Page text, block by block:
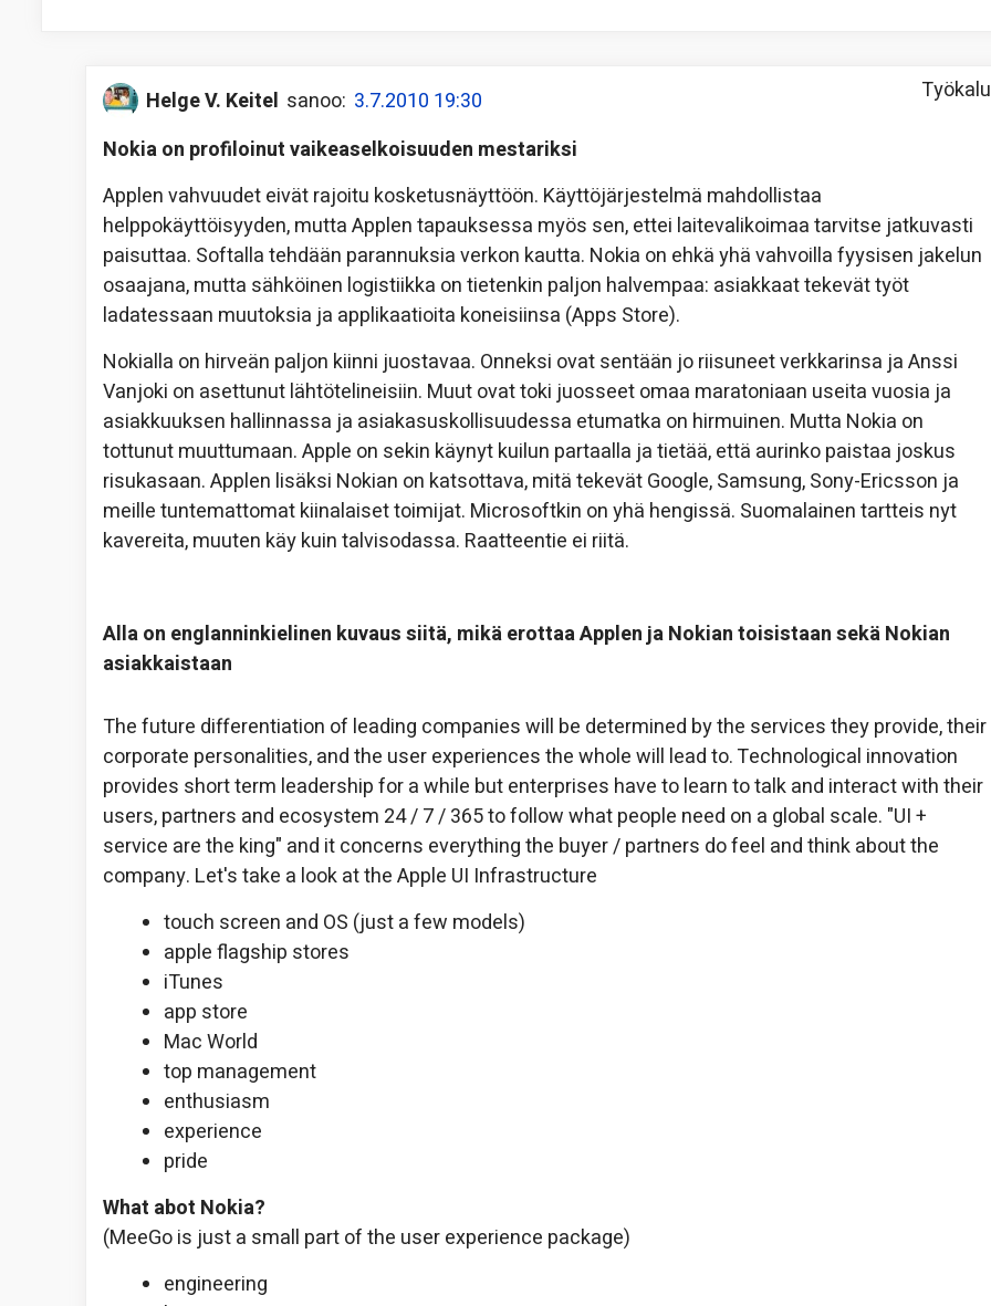
Helge V. Keitel sanoo: 3.7.2010 19:30
Nokia on profiloinut vaikeaselkoisuuden mestariksi
Applen vahvuudet eivät rajoitu kosketusnäyttöön. Käyttöjärjestelmä mahdollistaa
helppokäyttöisyyden, mutta Applen tapauksessa myös sen, ettei laitevalikoimaa tarvitse jatkuvasti
paisuttaa. Softalla tehdään parannuksia verkon kautta. Nokia on ehkä yhä vahvoilla fyysisen jakelun
osaajana, mutta sähköinen logistiikka on tietenkin paljon halvempaa: asiakkaat tekevät työt
ladatessaan muutoksia ja applikaatioita koneisiinsa (Apps Store).
Nokialla on hirveän paljon kiinni juostavaa. Onneksi ovat sentään jo riisuneet verkkarinsa ja Anssi
Vanjoki on asettunut lähtötelineisiin. Muut ovat toki juosseet omaa maratoniaan useita vuosia ja
asiakkuuksen hallinnassa ja asiakasuskollisuudessa etumatka on hirmuinen. Mutta Nokia on
tottunut muuttumaan. Apple on sekin käynyt kuilun partaalla ja tietää, että aurinko paistaa joskus
risukasaan. Applen lisäksi Nokian on katsottava, mitä tekevät Google, Samsung, Sony-Ericsson ja
meille tuntemattomat kiinalaiset toimijat. Microsoftkin on yhä hengissä. Suomalainen tartteis nyt
kavereita, muuten käy kuin talvisodassa. Raatteentie ei riitä.
Alla on englanninkielinen kuvaus siitä, mikä erottaa Applen ja Nokian toisistaan sekä Nokian
asiakkaistaan
The future differentiation of leading companies will be determined by the services they provide, their
corporate personalities, and the user experiences the whole will lead to. Technological innovation
provides short term leadership for a while but enterprises have to learn to talk and interact with their
users, partners and ecosystem 24 / 7 / 365 to follow what people need on a global scale. "UI +
service are the king" and it concerns everything the buyer / partners do feel and think about the
company. Let's take a look at the Apple UI Infrastructure
touch screen and OS (just a few models)
apple flagship stores
iTunes
app store
Mac World
top management
enthusiasm
experience
pride
What abot Nokia?
(MeeGo is just a small part of the user experience package)
engineering